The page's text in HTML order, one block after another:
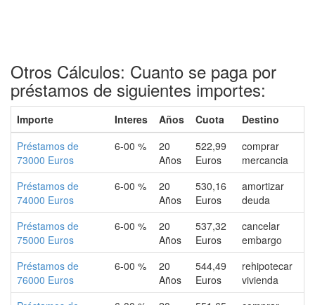
Otros Cálculos: Cuanto se paga por
préstamos de siguientes importes:
Importe Interes Años Cuota
Destino
Préstamos de
73000 Euros
6-00 %
20
Años
522,99
Euros
comprar
mercancia
Préstamos de
74000 Euros
6-00 %
20
Años
530,16
Euros
amortizar
deuda
Préstamos de
75000 Euros
6-00 %
20
Años
537,32
Euros
cancelar
embargo
Préstamos de
76000 Euros
6-00 %
20
Años
544,49
Euros
rehipotecar
vivienda